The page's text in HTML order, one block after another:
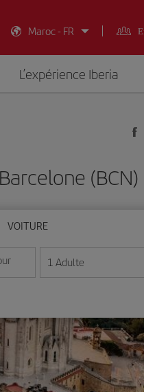
Maroc - FR
L’expérience Iberia
(BCN)
VOITURE
au format jour/mois/année
1 Adulte